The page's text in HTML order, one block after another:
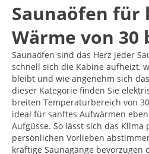
Saunaöfen für
Wärme von 30
Saunaöfen sind das Herz jeder
schnell sich die Kabine aufheizt,
bleibt und wie angenehm sich
dieser Kategorie finden Sie
breiten Temperaturbereich von
ideal für sanftes Aufwärmen
Aufgüsse. So lässt sich das Klima
persönlichen Vorlieben
kräftige Saunagänge bevorzugen